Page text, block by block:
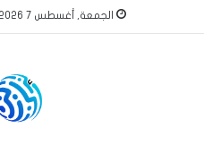
الجمعة, أغسطس 7 2026